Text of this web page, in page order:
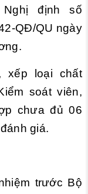
định số
QĐ/QU ngày
xếp loại chất
soát viên,
chưa đủ 06
giá.
trước Bộ